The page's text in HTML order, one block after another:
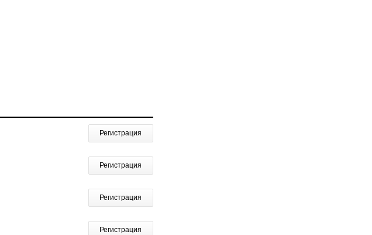
Регистрация
Регистрация
Регистрация
Регистрация